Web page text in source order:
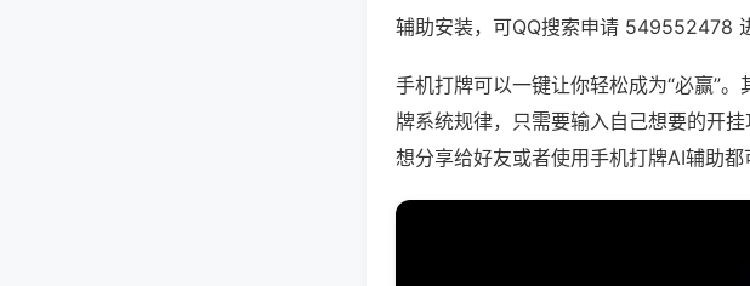
辅助安装，可QQ搜索申请 549552478
手机打牌可以一键让你轻松成为“必赢”
牌系统规律，只需要输入自己想要的开
想分享给好友或者使用手机打牌AI辅助都